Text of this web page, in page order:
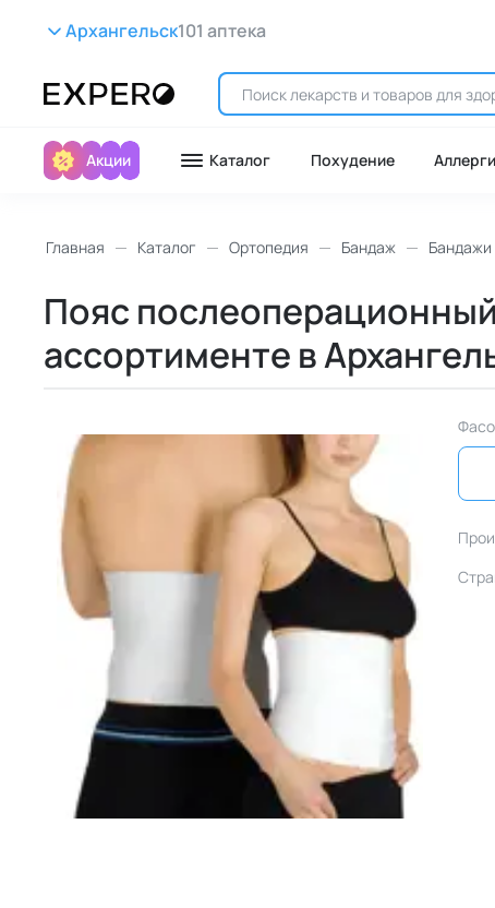
Архангельск101 аптека
Акции Каталог Похудение
Главная Каталог Ортопедия Бандаж
Пояс
ассортименте в